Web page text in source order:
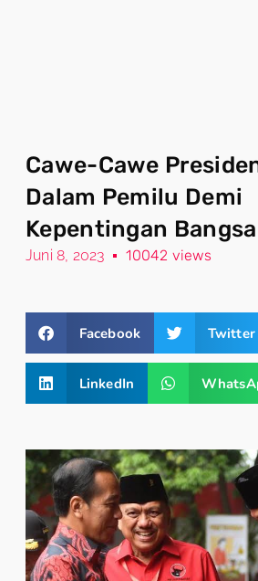
Cawe-Cawe
Dalam Pemilu Demi
Kepentingan Bangsa
Juni 8, 2023 10042 views
Facebook Twitter
LinkedIn